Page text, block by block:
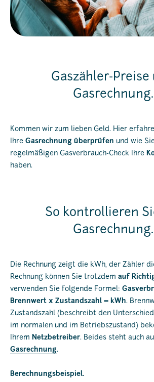
Gaszähler-Preise
Gasrechnung.
Kommen wir zum lieben Geld. Hier
Ihre Gasrechnung überprüfen und wie
regelmäßigen Gasverbrauch-Check Ihre
haben.
So kontrollieren
Gasrechnung.
Die Rechnung zeigt die kWh, der Zähler
Rechnung können Sie trotzdem auf
verwenden Sie folgende Formel:
Brennwert x Zustandszahl = kWh.
Zustandszahl (beschreibt den
im normalen und im Betriebszustand)
Ihrem Netzbetreiber. Beides steht auch
Gasrechnung.
Berechnungsbeispiel.